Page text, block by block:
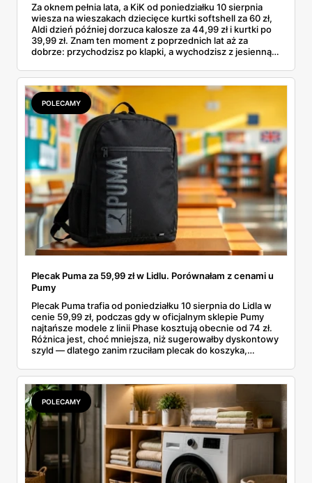
Za oknem pełnia lata, a KiK od poniedziałku 10 sierpnia
wiesza na wieszakach dziecięce kurtki softshell za 60 zł,
Aldi dzień później dorzuca kalosze za 44,99 zł i kurtki po
39,99 zł. Znam ten moment z poprzednich lat aż za
dobrze: przychodzisz po klapki, a wychodzisz z jesienną
pojawi się w gazetkach w przyszłym tygodniu i czy jest
sens kupować jesień, zanim skończą się wakacje.
POLECAMY
Plecak Puma za 59,99 zł w Lidlu. Porównałam z cenami u
Pumy
Plecak Puma trafia od poniedziałku 10 sierpnia do Lidla w
cenie 59,99 zł, podczas gdy w oficjalnym sklepie Pumy
najtańsze modele z linii Phase kosztują obecnie od 74 zł.
Różnica jest, choć mniejsza, niż sugerowałby dyskontowy
szyld — dlatego zanim rzuciłam plecak do koszyka,
rozpiska: co dokładnie sprzedaje Lidl, ile kosztują
odpowiedniki u producenta i komu ten zakup naprawdę
się opłaci.
POLECAMY